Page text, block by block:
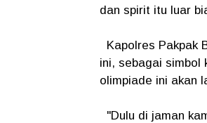
dan spirit itu luar
Kapolres Pakpak
ini, sebagai simbol
olimpiade ini akan
"Dulu di jaman